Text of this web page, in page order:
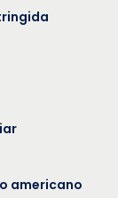
americano